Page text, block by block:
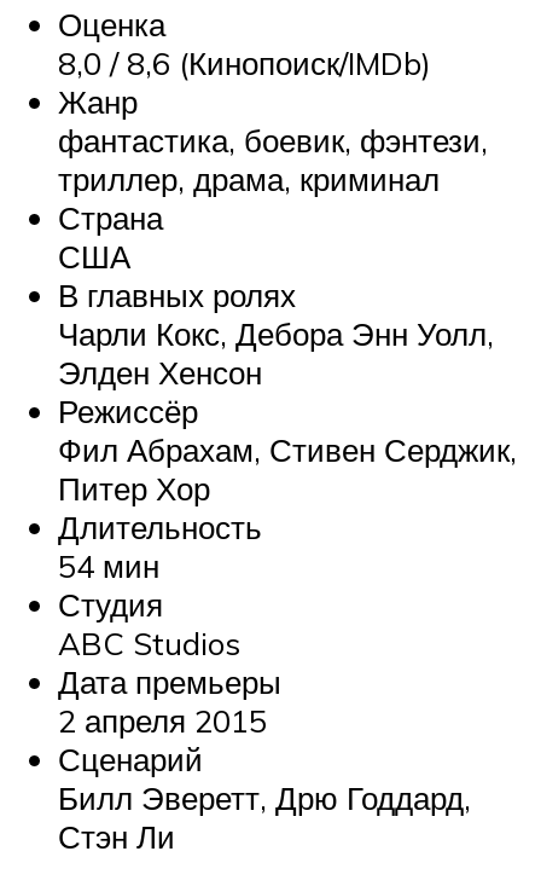
Оценка
8,0 / 8,6 (Кинопоиск/IMDb)
Жанр
фантастика, боевик, фэнтези,
триллер, драма, криминал
Страна
США
В главных ролях
Чарли Кокс, Дебора Энн Уолл,
Элден Хенсон
Режиссёр
Фил Абрахам, Стивен Серджик,
Питер Хор
Длительность
54 мин
Студия
ABC Studios
Дата премьеры
2 апреля 2015
Сценарий
Билл Эверетт, Дрю Годдард,
Стэн Ли